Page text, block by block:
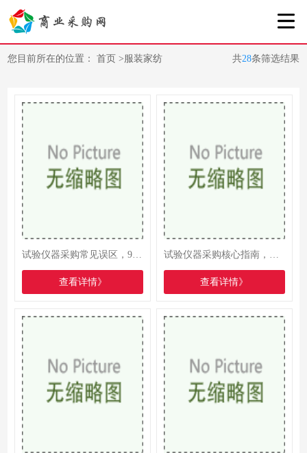
您目前所在的位置：首页>服装家纺 共28条筛选结果
试验仪器采购常见误区，90%的采购人员都踩过，看完少走弯路
查看详情》
试验仪器采购核心指南，新手也能避开陷阱，选对设备不踩坑
查看详情》